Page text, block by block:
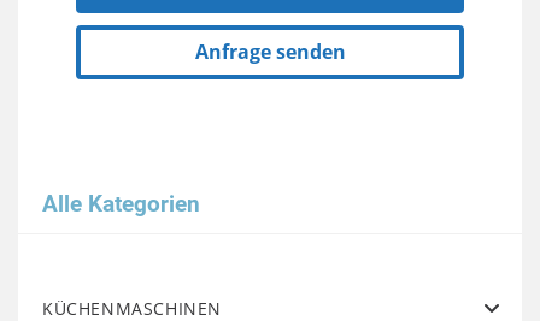
Anfrage senden
Alle Kategorien
KÜCHENMASCHINEN